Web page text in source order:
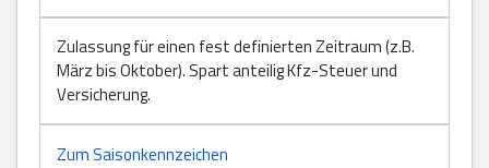
Zulassung für einen fest definierten Zeitraum (z.B.
März bis Oktober). Spart anteilig Kfz-Steuer und
Versicherung.
Zum Saisonkennzeichen